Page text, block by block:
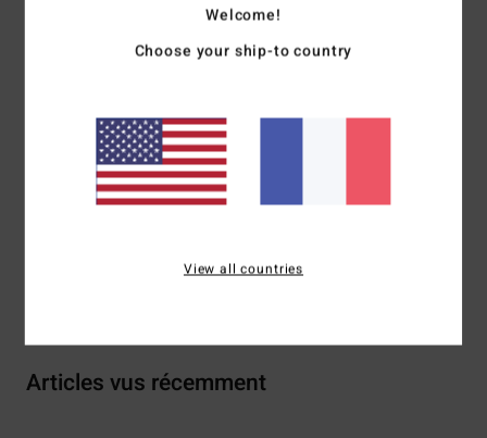
7,60 cm (taille M)
Boutons internes sur les bretelles arrière pour
Logo :plaque en métal
Composition[Matière principale] 100 % Coton
Traçabilité du produit (Loi Agec)
Articles vus récemment
Welcome!
Choose your ship-to country
View all countries